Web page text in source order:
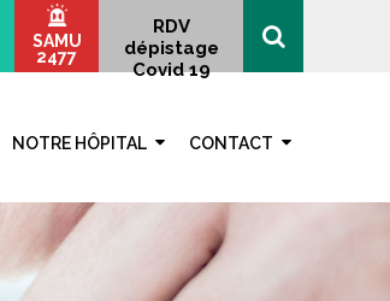
SAMU
2477
RDV
dépistage
Covid 19
NOTRE HÔPITAL CONTACT